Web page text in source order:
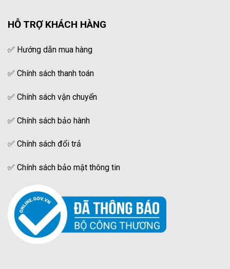
HỖ TRỢ KHÁCH HÀNG
✅ Hướng dẫn mua hàng
✅ Chính sách thanh toán
✅ Chính sách vận chuyển
✅ Chính sách bảo hành
✅ Chính sách đổi trả
✅ Chính sách bảo mật thông tin